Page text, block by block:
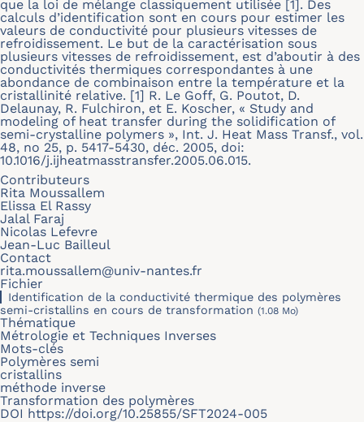
que la loi de mélange classiquement utilisée [1]. Des
calculs d’identification sont en cours pour estimer les
valeurs de conductivité pour plusieurs vitesses de
refroidissement. Le but de la caractérisation sous
plusieurs vitesses de refroidissement, est d’aboutir à des
conductivités thermiques correspondantes à une
abondance de combinaison entre la température et la
cristallinité relative. [1] R. Le Goff, G. Poutot, D.
Delaunay, R. Fulchiron, et E. Koscher, « Study and
modeling of heat transfer during the solidification of
semi-crystalline polymers », Int. J. Heat Mass Transf., vol.
48, no 25, p. 5417‑5430, déc. 2005, doi:
10.1016/j.ijheatmasstransfer.2005.06.015.
Contributeurs
Rita Moussallem
Elissa El Rassy
Jalal Faraj
Nicolas Lefevre
Jean-Luc Bailleul
Contact
rita.moussallem@univ-nantes.fr
Fichier
Identification de la conductivité thermique des polymères
semi-cristallins en cours de transformation (1.08 Mo)
Thématique
Métrologie et Techniques Inverses
Mots-clés
Polymères semi
cristallins
méthode inverse
Transformation des polymères
DOI https://doi.org/10.25855/SFT2024-005